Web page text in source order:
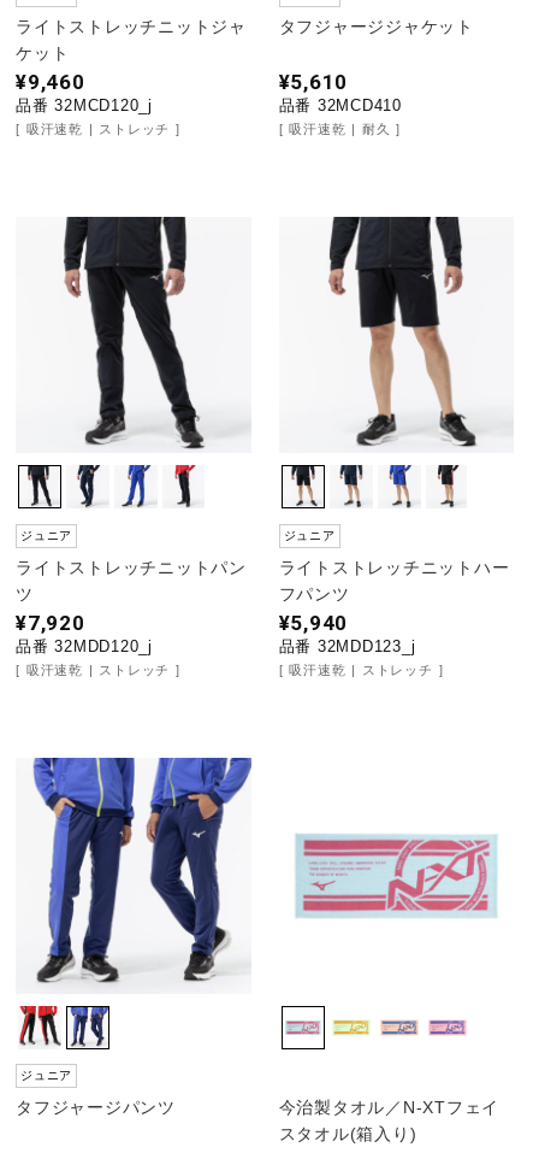
健康／エクササイズ
メディカル
コラボ／ライセンス
セール
取扱店一覧
ライトストレッチニットジャ
ケット
¥9,460
品番 32MCD120_j
吸汗速乾 ストレッチ
タフジャージジャケット
¥5,610
品番 32MCD410
吸汗速乾 耐久
ジュニア
ライトストレッチニットパン
ツ
¥7,920
品番 32MDD120_j
吸汗速乾 ストレッチ
ジュニア
ライトストレッチニットハー
フパンツ
¥5,940
品番 32MDD123_j
吸汗速乾 ストレッチ
ジュニア
タフジャージパンツ
今治製タオル／N-XTフェイ
スタオル(箱入り)